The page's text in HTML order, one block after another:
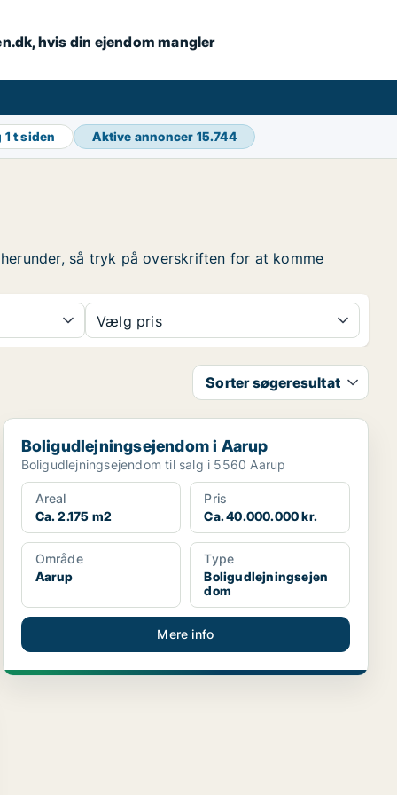
hvis din ejendom mangler
1 t siden Aktive annoncer 15.744
så tryk på overskriften for at komme
Vælg pris
Sorter søgeresultat
Boligudlejningsejendom i Aarup
Boligudlejningsejendom i Aarup
Boligudlejningsejendom til salg i 5560 Aarup
Areal
Ca. 2.175 m2
Pris
Ca. 40.000.000 kr.
Område
Aarup
Type
Boligudlejningsejen
dom
Mere info